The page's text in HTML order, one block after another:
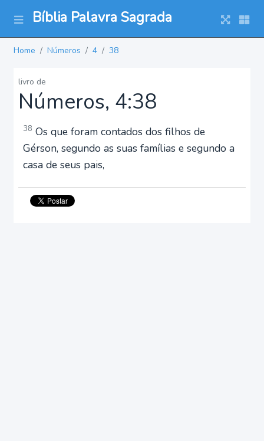
Bíblia Palavra Sagrada
Home Números 4 38
livro de
Números, 4:38
38 Os que foram contados dos filhos de
Gérson, segundo as suas famílias e segundo a
casa de seus pais,